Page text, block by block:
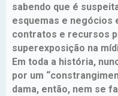
sabendo que é
esquemas e negócios
contratos e recursos
superexposição na
Em toda a história,
por um
dama, então, nem se